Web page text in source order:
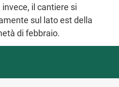
invece, il cantiere si
sul lato est della
di febbraio.